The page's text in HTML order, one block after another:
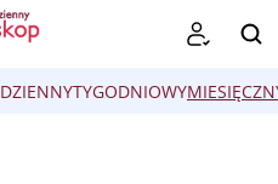
TYGODNIOWY